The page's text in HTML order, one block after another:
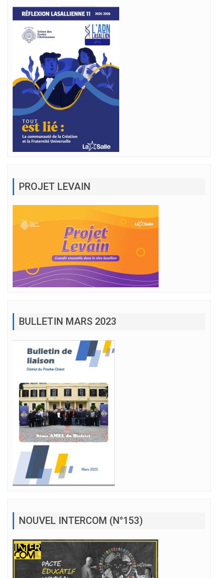
PROJET LEVAIN
BULLETIN MARS 2023
NOUVEL INTERCOM (N°153)